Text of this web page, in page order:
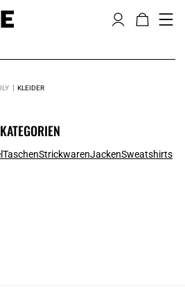
KLEIDER
KATEGORIEN
TaschenStrickwarenJackenSweatshirts